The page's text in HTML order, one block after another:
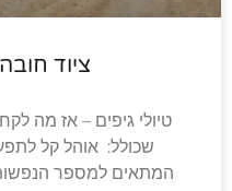
ציוד
טיולי גיפים – אז מה
שכולל: אוהל קל
המתאים למספר הנפשות